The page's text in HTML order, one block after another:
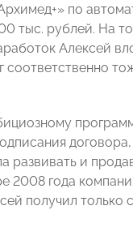
по
тыс. рублей. На
Алексей
и
2008 года
получил только